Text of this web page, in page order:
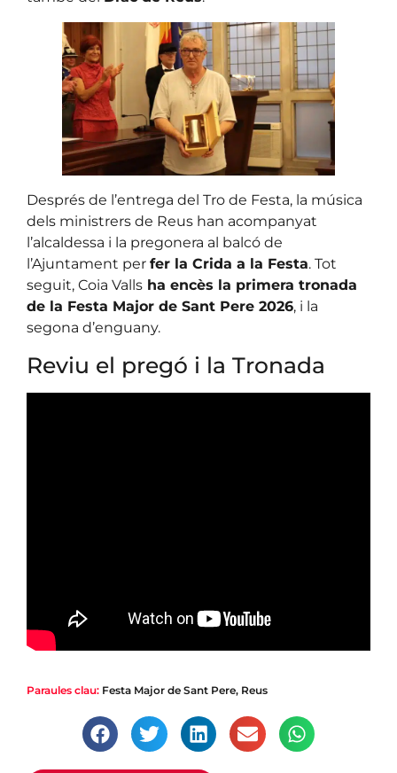
Sant Pere 2026 | El Pregó
La reusenca Coia Valls ha estat la pregonera i el Tro de
Festa s’ha lliurat a Raimon Martí
Després de l’entrega del Tro de Festa, la música
dels ministrers de Reus han acompanyat
l’alcaldessa i la pregonera al balcó de
l’Ajuntament per fer la Crida a la Festa. Tot
seguit, Coia Valls ha encès la primera tronada
de la Festa Major de Sant Pere 2026, i la
segona d’enguany.
Reviu el pregó i la Tronada
Paraules clau: Festa Major de Sant Pere, Reus